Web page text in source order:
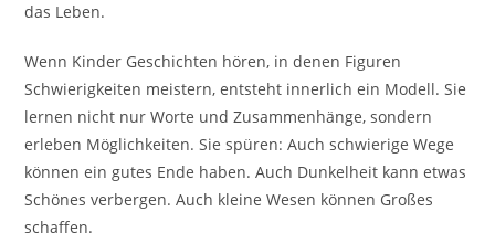
das Leben.
Wenn Kinder Geschichten hören, in denen Figuren
Schwierigkeiten meistern, entsteht innerlich ein Modell. Sie
lernen nicht nur Worte und Zusammenhänge, sondern
erleben Möglichkeiten. Sie spüren: Auch schwierige Wege
können ein gutes Ende haben. Auch Dunkelheit kann etwas
Schönes verbergen. Auch kleine Wesen können Großes
schaffen.